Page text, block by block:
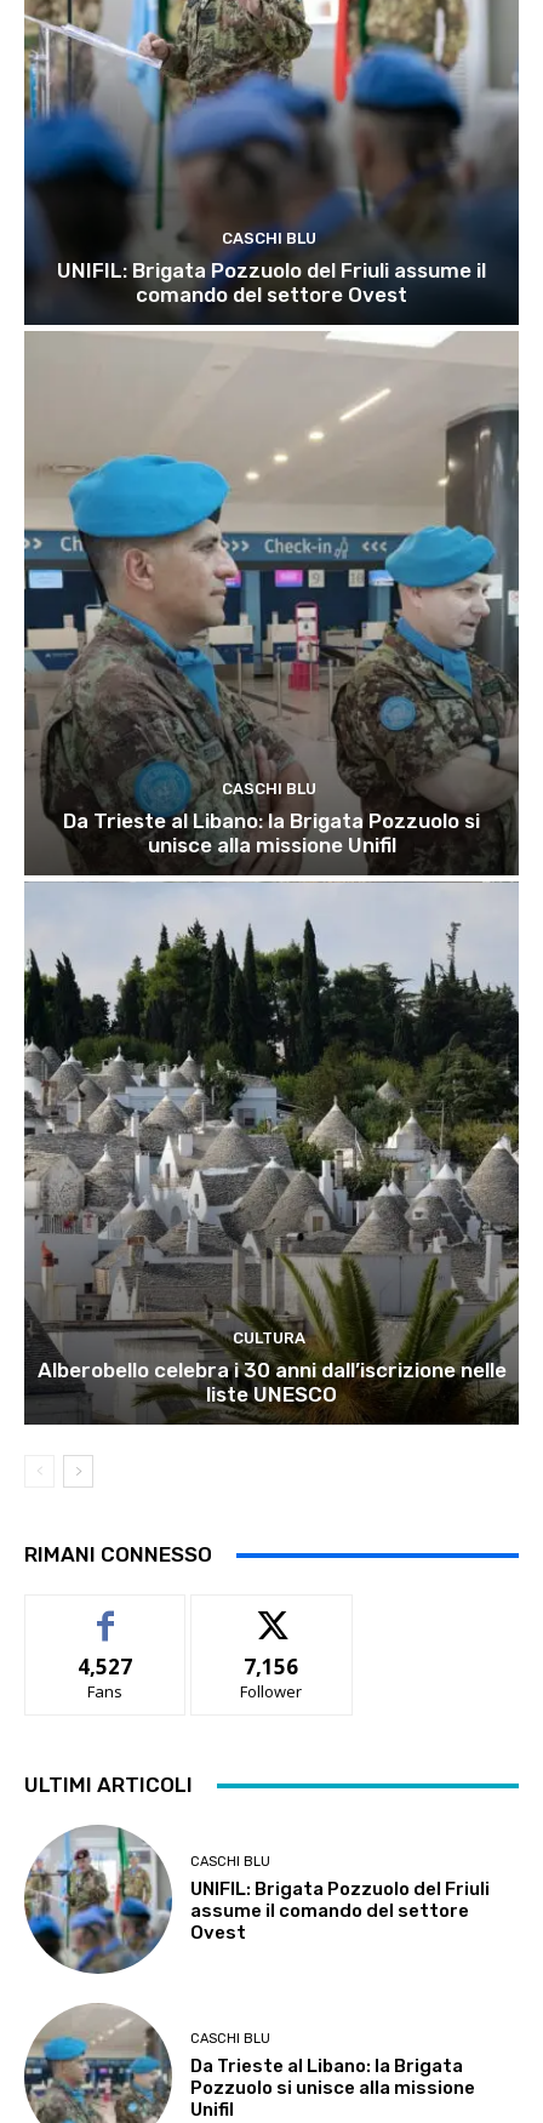
CASCHI BLU
UNIFIL: Brigata Pozzuolo del Friuli assume il
comando del settore Ovest
CASCHI BLU
Da Trieste al Libano: la Brigata Pozzuolo si
unisce alla missione Unifil
CULTURA
Alberobello celebra i 30 anni dall’iscrizione nelle
liste UNESCO
RIMANI CONNESSO
4,527
Fans
7,156
Follower
ULTIMI ARTICOLI
CASCHI BLU
UNIFIL: Brigata Pozzuolo del Friuli
assume il comando del settore
Ovest
CASCHI BLU
Da Trieste al Libano: la Brigata
Pozzuolo si unisce alla missione
Unifil